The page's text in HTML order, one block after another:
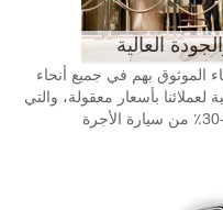
العالية
الموثوق بهم في جميع أنحاء
بأسعار معقولة، والتي